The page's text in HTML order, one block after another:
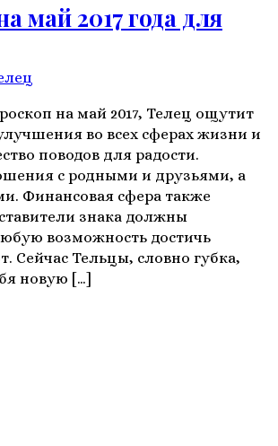
май 2017 года для
на май 2017, Телец ощутит
во всех сферах жизни и
поводов для радости.
с родными и друзьями, а
Финансовая сфера также
знака должны
возможность достичь
Сейчас Тельцы, словно губка,
новую […]